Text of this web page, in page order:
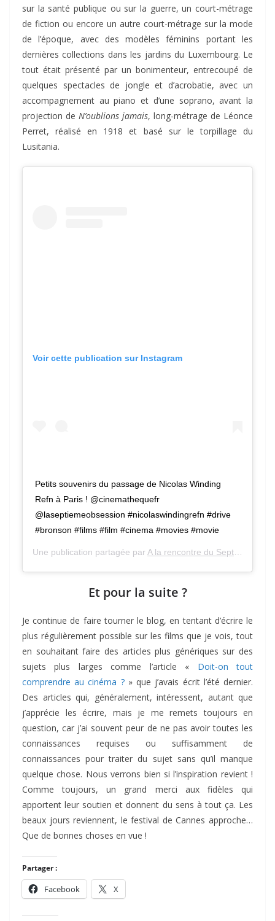
sur la santé publique ou sur la guerre, un court-métrage
de fiction ou encore un autre court-métrage sur la mode
de l’époque, avec des modèles féminins portant les
dernières collections dans les jardins du Luxembourg. Le
tout était présenté par un bonimenteur, entrecoupé de
quelques spectacles de jongle et d’acrobatie, avec un
accompagnement au piano et d’une soprano, avant la
projection de N’oublions jamais, long-métrage de Léonce
Perret, réalisé en 1918 et basé sur le torpillage du
Lusitania.
Voir cette publication sur Instagram
Petits souvenirs du passage de Nicolas Winding
Refn à Paris ! @cinemathequefr
@laseptiemeobsession #nicolaswindingrefn #drive
#bronson #films #film #cinema #movies #movie
Une publication partagée par A la rencontre du Septième Art
Et pour la suite ?
Je continue de faire tourner le blog, en tentant d’écrire le
plus régulièrement possible sur les films que je vois, tout
en souhaitant faire des articles plus génériques sur des
sujets plus larges comme l’article « Doit-on tout
comprendre au cinéma ?» que j’avais écrit l’été dernier.
Des articles qui, généralement, intéressent, autant que
j’apprécie les écrire, mais je me remets toujours en
question, car j’ai souvent peur de ne pas avoir toutes les
connaissances requises ou suffisamment de
connaissances pour traiter du sujet sans qu’il manque
quelque chose. Nous verrons bien si l’inspiration revient !
Comme toujours, un grand merci aux fidèles qui
apportent leur soutien et donnent du sens à tout ça. Les
beaux jours reviennent, le festival de Cannes approche…
Que de bonnes choses en vue !
Partager :
Facebook X